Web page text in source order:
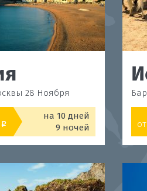
28 Ноября
o
на 10 дней
9 ночей
от